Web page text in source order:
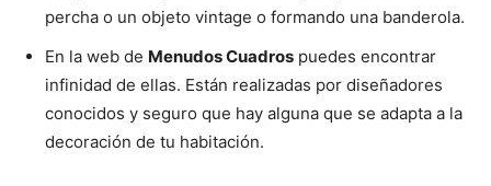
percha o un objeto vintage o formando una banderola.
En la web de Menudos Cuadros puedes encontrar
infinidad de ellas. Están realizadas por diseñadores
conocidos y seguro que hay alguna que se adapta a la
decoración de tu habitación.